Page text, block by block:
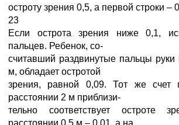
остроту зрения 0,5, а первой строки –
23
Если острота зрения ниже 0,1,
пальцев. Ребенок, со-
считавший раздвинутые пальцы руки
м, обладает остротой
зрения, равной 0,09. Тот же счет
расстоянии 2 м приблизи-
тельно соответствует остроте
расстоянии 0,5 м – 0,01, а на